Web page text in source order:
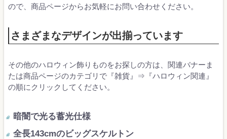
ので、商品ページからお気軽にお問い合わせください。
さまざまなデザインが出揃っています
その他のハロウィン飾りものをお探しの方は、関連バナーま
たは商品ページのカテゴリで『雑貨』⇒『ハロウィン関連』
の順にクリックしてください。
暗闇で光る蓄光仕様
全長143cmのビッグスケルトン